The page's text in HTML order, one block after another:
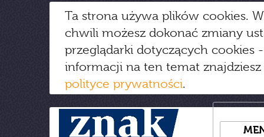
Ta strona używa plików cookies.
chwili możesz dokonać zmiany
przeglądarki dotyczących cookies
informacji na ten temat
polityce prywatności.